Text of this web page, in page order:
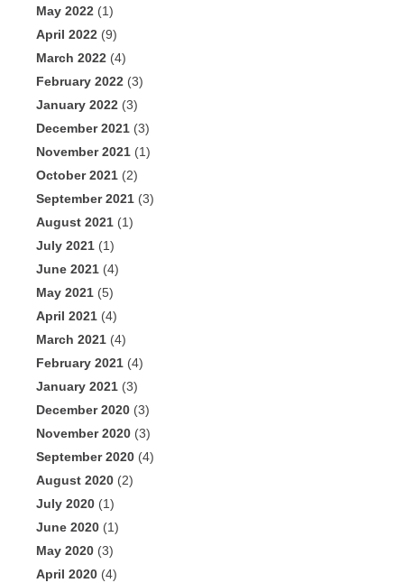
May 2022 (1)
April 2022 (9)
March 2022 (4)
February 2022 (3)
January 2022 (3)
December 2021 (3)
November 2021 (1)
October 2021 (2)
September 2021 (3)
August 2021 (1)
July 2021 (1)
June 2021 (4)
May 2021 (5)
April 2021 (4)
March 2021 (4)
February 2021 (4)
January 2021 (3)
December 2020 (3)
November 2020 (3)
September 2020 (4)
August 2020 (2)
July 2020 (1)
June 2020 (1)
May 2020 (3)
April 2020 (4)